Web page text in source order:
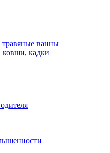
травяные ванны
кадки